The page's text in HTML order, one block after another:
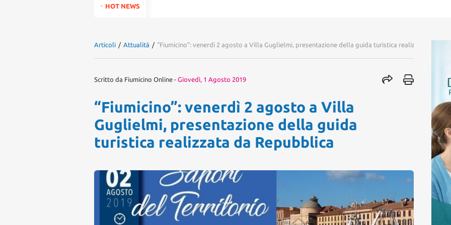
for:HOT NEWS
Articoli / Attualità / “Fiumicino”: venerdì 2 agosto a Villa Guglielmi, presentazione della guida turistica realizzata da
Scritto da Fiumicino Online - Giovedì, 1 Agosto 2019
“Fiumicino”: venerdì 2 agosto a Villa
Guglielmi, presentazione della guida
turistica realizzata da Repubblica